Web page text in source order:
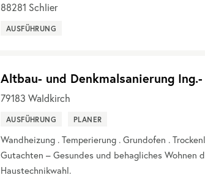
88281 Schlier
AUSFÜHRUNG
Altbau- und Denkmalsanierung
79183 Waldkirch
AUSFÜHRUNG PLANER
Wandheizung . Temperierung . Grundofen .
Gutachten – Gesundes und behagliches Wohnen
Haustechnikwahl.